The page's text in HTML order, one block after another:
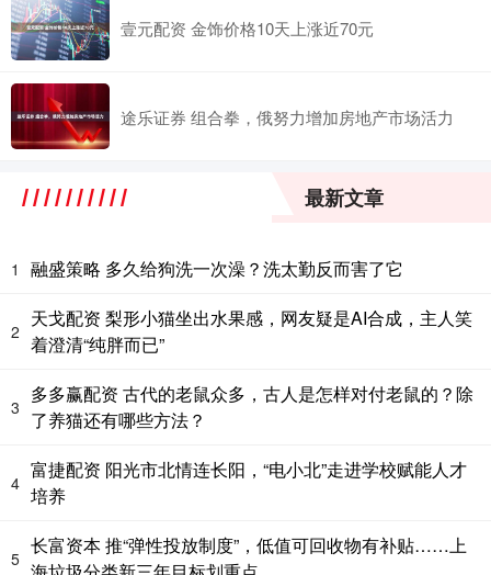
壹元配资 金饰价格10天上涨近70元
途乐证券 组合拳，俄努力增加房地产市场活力
最新文章
1 融盛策略 多久给狗洗一次澡？洗太勤反而害了它
2
天戈配资 梨形小猫坐出水果感，网友疑是AI合成，主人笑
着澄清“纯胖而已”
3
多多赢配资 古代的老鼠众多，古人是怎样对付老鼠的？除
了养猫还有哪些方法？
4
富捷配资 阳光市北情连长阳，“电小北”走进学校赋能人才
培养
5
长富资本 推“弹性投放制度”，低值可回收物有补贴……上